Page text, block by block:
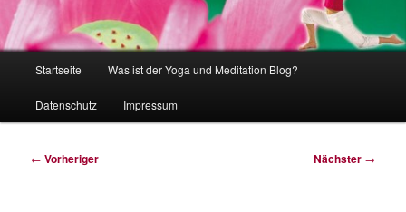
Startseite Was ist der Yoga und Meditation Blog?
Datenschutz Impressum
Beitragsnavigation
← Vorheriger Nächster →